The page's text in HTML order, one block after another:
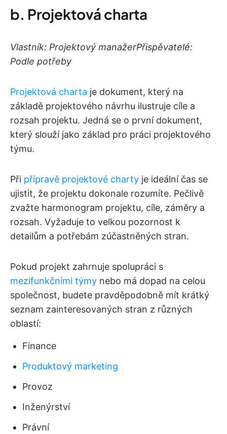
b. Projektová charta
Vlastník: Projektový manažerPřispěvatelé:
Podle potřeby
Projektová charta je dokument, který na
základě projektového návrhu ilustruje cíle a
rozsah projektu. Jedná se o první dokument,
který slouží jako základ pro práci projektového
týmu.
Při přípravě projektové charty je ideální čas se
ujistit, že projektu dokonale rozumíte. Pečlivě
zvažte harmonogram projektu, cíle, záměry a
rozsah. Vyžaduje to velkou pozornost k
detailům a potřebám zúčastněných stran.
Pokud projekt zahrnuje spolupráci s
mezifunkčními týmy nebo má dopad na celou
společnost, budete pravděpodobně mít krátký
seznam zainteresovaných stran z různých
oblastí:
Finance
Produktový marketing
Provoz
Inženýrství
Právní